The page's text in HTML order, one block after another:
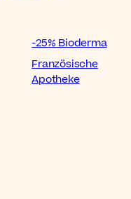
-25% Bioderma
Französische
Apotheke